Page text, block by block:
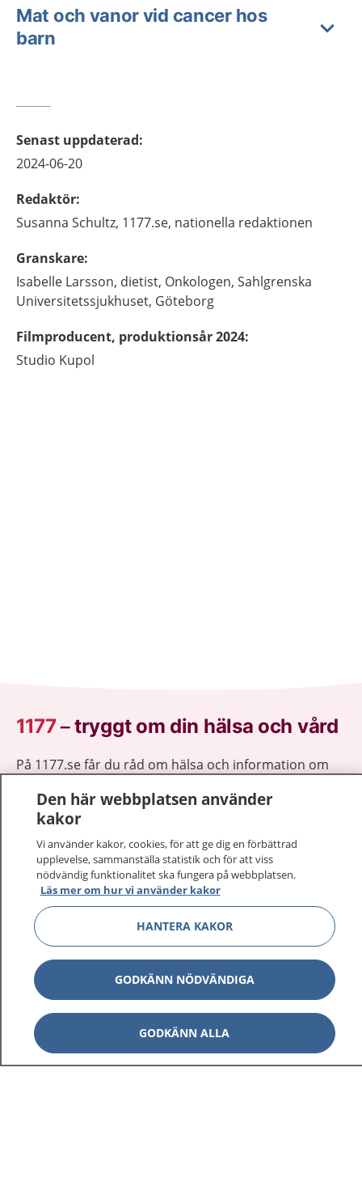
Mat och vanor vid cancer hos
barn
Senast uppdaterad:
2024-06-20
Redaktör:
Susanna Schultz, 1177.se, nationella redaktionen
Granskare:
Isabelle Larsson, dietist, Onkologen, Sahlgrenska
Universitetssjukhuset, Göteborg
Filmproducent, produktionsår 2024:
Studio Kupol
1177–tryggt om din hälsa och vård
På 1177.se får du råd om hälsa och information om
Logga in för att läsa din journal och göra dina
vårdärenden. Ring telefonnummer 1177 för
sjukvårdsrådgivning dygnet runt.
1177 ger dig råd när du vill må bättre.
1177 på flera språk Visa
Om 1177
Kontakt Visa
Den här webbplatsen använder
kakor
Vi använder kakor, cookies, för att ge dig en förbättrad
upplevelse, sammanställa statistik och för att viss
nödvändig funktionalitet ska fungera på webbplatsen.
Läs mer om hur vi använder kakor
HANTERA KAKOR
GODKÄNN NÖDVÄNDIGA
GODKÄNN ALLA